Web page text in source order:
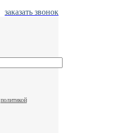
заказать звонок
политикой